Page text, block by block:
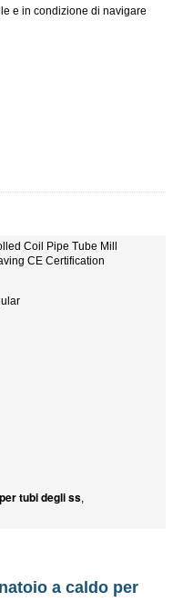
e in condizione di navigare
Coil Pipe Tube Mill
CE Certification
tubi degli ss,
a caldo per